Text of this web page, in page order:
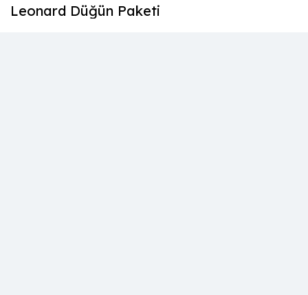
Leonard Düğün Paketi